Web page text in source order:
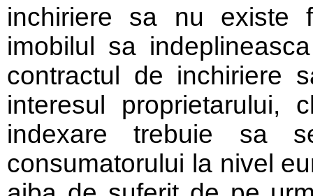
inchiriere sa nu existe
imobilul sa
contractul de inchiriere
interesul proprietarului,
indexare trebuie sa
consumatorului la nivel